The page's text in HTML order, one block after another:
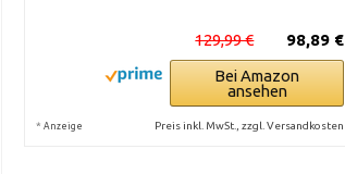
98,89 €
129,99 €
Bei Amazon
ansehen
* Anzeige Preis inkl. MwSt., zzgl. Versandkosten